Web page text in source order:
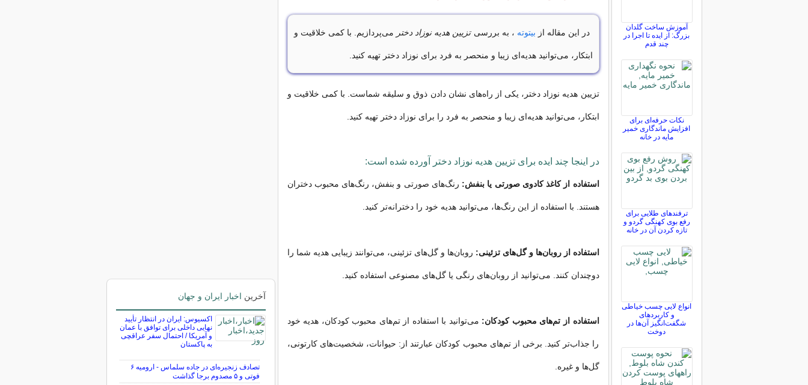
در این مقاله از بیتوته ، به بررسیتزیین هدیه نوزاد دختر می‌پردازیم. با کمی خلاقیت و
ابتکار، می‌توانید هدیه‌ای زیبا و منحصر به فرد برای نوزاد دختر تهیه کنید.
تزیین هدیه نوزاد دختر، یکی از راه‌های نشان دادن ذوق و سلیقه شماست. با کمی خلاقیت و
ابتکار، می‌توانید هدیه‌ای زیبا و منحصر به فرد را برای نوزاد دختر تهیه کنید.
در اینجا چند ایده برای تزیین هدیه نوزاد دختر آورده شده است:
استفاده از کاغذ کادوی صورتی یا بنفش: رنگ‌های صورتی و بنفش، رنگ‌های محبوب دختران
هستند. با استفاده از این رنگ‌ها، می‌توانید هدیه خود را دخترانه‌تر کنید.
استفاده از روبان‌ها و گل‌های تزئینی: روبان‌ها و گل‌های تزئینی، می‌توانند زیبایی هدیه شما را
دوچندان کنند. می‌توانید از روبان‌های رنگی یا گل‌های مصنوعی استفاده کنید.
استفاده از تم‌های محبوب کودکان: می‌توانید با استفاده از تم‌های محبوب کودکان، هدیه خود
را جذاب‌تر کنید. برخی از تم‌های محبوب کودکان عبارتند از: حیوانات، شخصیت‌های کارتونی،
گل‌ها و غیره.
آموزش ساخت گلدان
بزرگ: از ایده تا اجرا در
چند قدم
نکات حرفه‌ای برای
افزایش ماندگاری خمیر
مایه در خانه
ترفندهای طلایی برای
رفع بوی کهنگی گردو و
تازه کردن آن در خانه
انواع لایی چسب خیاطی
و کاربردهای
شگفت‌انگیز آن‌ها در
دوخت
آخرین اخبار ایران و جهان
اکسیوس: ایران در انتظار تأیید
نهایی داخلی برای توافق با عمان
و آمریکا / احتمال سفر عراقچی
به پاکستان
تصادف زنجیره‌ای در جاده سلماس - ارومیه ۶
فوتی و ۵ مصدوم برجا گذاشت